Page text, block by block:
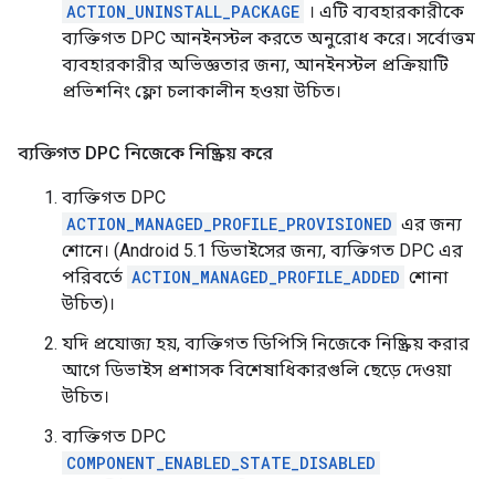
ACTION_UNINSTALL_PACKAGE । এটি ব্যবহারকারীকে
ব্যক্তিগত DPC আনইনস্টল করতে অনুরোধ করে। সর্বোত্তম
ব্যবহারকারীর অভিজ্ঞতার জন্য, আনইনস্টল প্রক্রিয়াটি
প্রভিশনিং ফ্লো চলাকালীন হওয়া উচিত।
ব্যক্তিগত DPC নিজেকে নিষ্ক্রিয় করে
ব্যক্তিগত DPC
ACTION_MANAGED_PROFILE_PROVISIONED এর জন্য
শোনে। (Android 5.1 ডিভাইসের জন্য, ব্যক্তিগত DPC এর
পরিবর্তে ACTION_MANAGED_PROFILE_ADDED শোনা
উচিত)।
যদি প্রযোজ্য হয়, ব্যক্তিগত ডিপিসি নিজেকে নিষ্ক্রিয় করার
আগে ডিভাইস প্রশাসক বিশেষাধিকারগুলি ছেড়ে দেওয়া
উচিত।
ব্যক্তিগত DPC
COMPONENT_ENABLED_STATE_DISABLED